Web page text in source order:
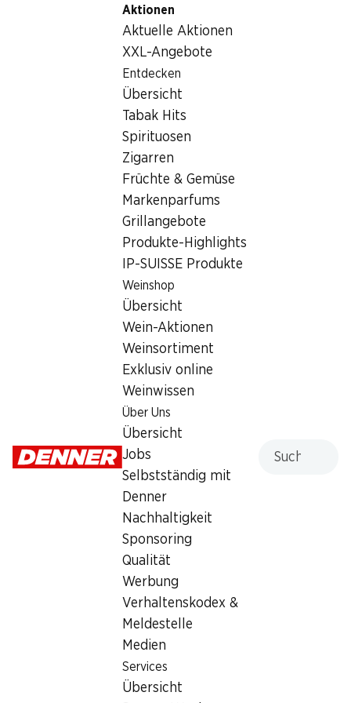
Aktionen
Aktuelle Aktionen
XXL-Angebote
Entdecken
Übersicht
Tabak Hits
Spirituosen
Zigarren
Früchte & Gemüse
Markenparfums
Grillangebote
Produkte-Highlights
IP-SUISSE Produkte
Weinshop
Übersicht
Wein-Aktionen
Weinsortiment
Exklusiv online
Weinwissen
Über Uns
Übersicht
Jobs
Selbstständig mit
Denner
Nachhaltigkeit
Sponsoring
Qualität
Werbung
Verhaltenskodex &
Meldestelle
Medien
Services
Übersicht
Getränke/Säfte
Coca-Cola Classic
Coca-Cola Classic
½ PREIS
statt 14.35
1028448
Was andere Kunden kaufen